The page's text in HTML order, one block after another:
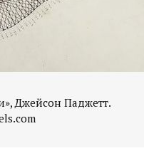
Джейсон Паджетт.